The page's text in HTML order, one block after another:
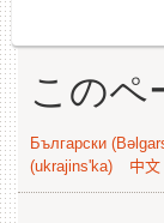
このペ
Български
(ukrajins'ka)
中